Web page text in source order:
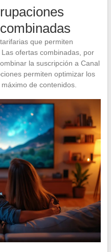
que permiten
ofertas combinadas, por
la suscripción a Canal
permiten optimizar los
de contenidos.